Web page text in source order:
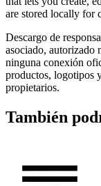
are stored locally for
Descargo de
asociado, autorizado
ninguna conexión
productos, logotipos
propietarios.
También